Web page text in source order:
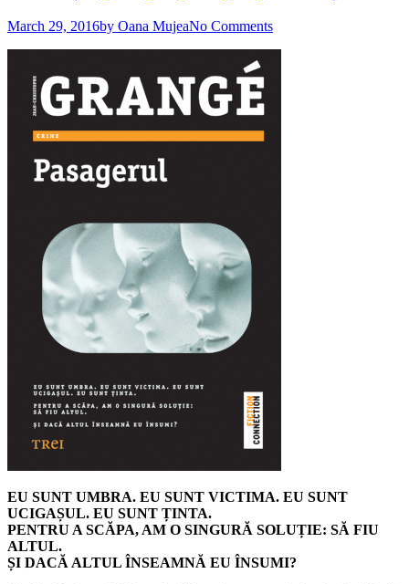
March 29, 2016by Oana MujeaNo Comments
EU SUNT UMBRA. EU SUNT VICTIMA. EU SUNT
UCIGAȘUL. EU SUNT ȚINTA.
PENTRU A SCĂPA, AM O SINGURĂ SOLUȚIE: SĂ FIU
ALTUL.
ȘI DACĂ ALTUL ÎNSEAMNĂ EU ÎNSUMI?